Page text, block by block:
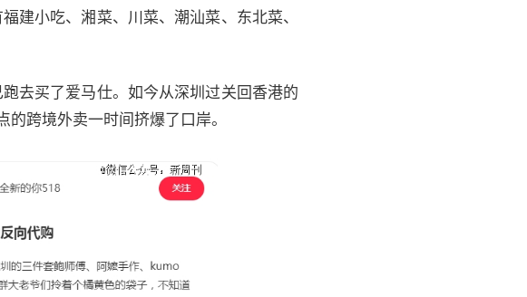
建小吃、湘菜、川菜、潮汕菜、东北菜、
去买了爱马仕。如今从深圳过关回香港的
跨境外卖一时间挤爆了口岸。